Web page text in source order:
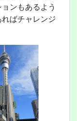
ンもあるよう
ばチャレンジ